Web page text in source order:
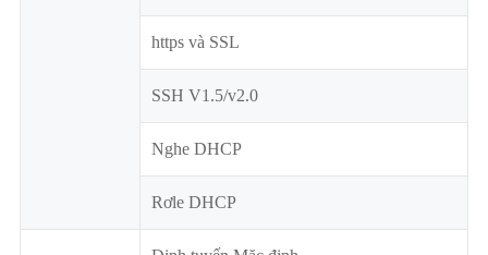
https và SSL
SSH V1.5/v2.0
Nghe DHCP
Rơle DHCP